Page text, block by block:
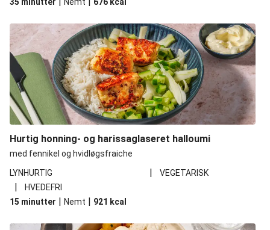
Hurtig honning- og harissaglaseret halloumi
med fennikel og hvidløgsfraiche
LYNHURTIG
| VEGETARISK
|
HVEDEFRI
15 minutter | Nemt | 921 kcal